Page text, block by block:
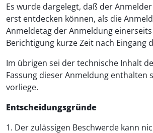
Es wurde dargelegt, daß der
erst entdecken können, als die
Anmeldetag der Anmeldung
Berichtigung kurze Zeit nach Eingang
Im übrigen sei der technische Inhalt
Fassung dieser Anmeldung
vorliege.
Entscheidungsgründe
1. Der zulässigen Beschwerde kann